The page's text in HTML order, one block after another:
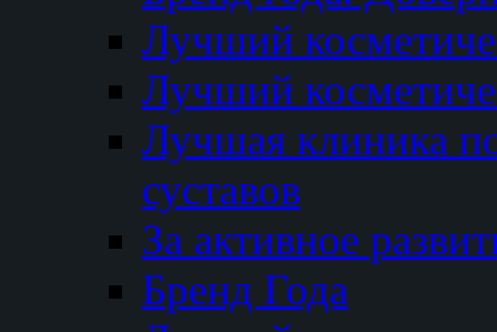
Лучший
Лучший
Лучшая клиника
суставов
За активное
Бренд Года